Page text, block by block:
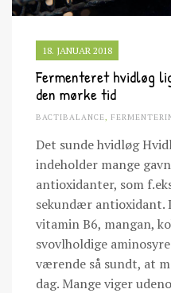
18. JANUAR 2018
Fermenteret hvidløg
den mørke tid
BACTIBALANCE
Det sunde hvidløg
indeholder mange
antioxidanter, som
sekundær antioxidant.
vitamin B6, mangan,
svovlholdige
værende så sundt, at
dag. Mange viger